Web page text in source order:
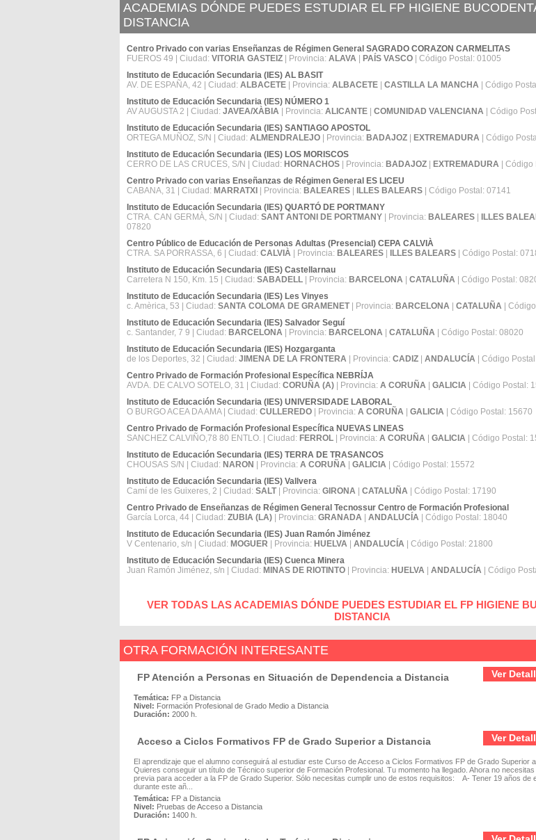
ACADEMIAS DÓNDE PUEDES ESTUDIAR EL FP HIGIENE
DISTANCIA
Centro Privado con varias Enseñanzas de Régimen General SAGRADO CORAZON CARMELITAS
FUEROS 49 | Ciudad: VITORIA GASTEIZ | Provincia: ALAVA PAÍS VASCO | Código Postal: 01005
Instituto de Educación Secundaria (IES) AL BASIT
AV. DE ESPAÑA, 42 | Ciudad: ALBACETE | Provincia: ALBACETE CASTILLA LA MANCHA | Código
Instituto de Educación Secundaria (IES) NÚMERO 1
AV AUGUSTA 2 | Ciudad: JAVEA/XÀBIA | Provincia: ALICANTE COMUNIDAD VALENCIANA | Código
Instituto de Educación Secundaria (IES) SANTIAGO APOSTOL
ORTEGA MUÑOZ, S/N | Ciudad: ALMENDRALEJO | Provincia: BADAJOZ EXTREMADURA | Código
Instituto de Educación Secundaria (IES) LOS MORISCOS
CERRO DE LAS CRUCES, S/N | Ciudad: HORNACHOS | Provincia: BADAJOZ EXTREMADURA |
Centro Privado con varias Enseñanzas de Régimen General ES LICEU
CABANA, 31 | Ciudad: MARRATXI | Provincia: BALEARES ILLES BALEARS | Código Postal: 07141
Instituto de Educación Secundaria (IES) QUARTÓ DE PORTMANY
CTRA. CAN GERMÀ, S/N | Ciudad: SANT ANTONI DE PORTMANY | Provincia: BALEARES ILLES
07820
Centro Público de Educación de Personas Adultas (Presencial) CEPA CALVIÀ
CTRA. SA PORRASSA, 6 | Ciudad: CALVIÀ | Provincia: BALEARES ILLES BALEARS | Código Postal:
Instituto de Educación Secundaria (IES) Castellarnau
Carretera N 150, Km. 15 | Ciudad: SABADELL | Provincia: BARCELONA CATALUÑA | Código Postal:
Instituto de Educación Secundaria (IES) Les Vinyes
c. Amèrica, 53 | Ciudad: SANTA COLOMA DE GRAMENET| Provincia: BARCELONA CATALUÑA |
Instituto de Educación Secundaria (IES) Salvador Seguí
c. Santander, 7 9 | Ciudad: BARCELONA | Provincia: BARCELONA CATALUÑA | Código Postal: 08020
Instituto de Educación Secundaria (IES) Hozgarganta
de los Deportes, 32 | Ciudad: JIMENA DE LA FRONTERA | Provincia: CADIZ ANDALUCÍA | Código
Centro Privado de Formación Profesional Específica NEBRÍJA
AVDA. DE CALVO SOTELO, 31 | Ciudad: CORUÑA (A) | Provincia: A CORUÑA GALICIA | Código Postal:
Instituto de Educación Secundaria (IES) UNIVERSIDADE LABORAL
O BURGO ACEA DA AMA | Ciudad: CULLEREDO | Provincia: A CORUÑA GALICIA | Código Postal: 15670
Centro Privado de Formación Profesional Específica NUEVAS LINEAS
SANCHEZ CALVIÑO,78 80 ENTLO. | Ciudad: FERROL | Provincia: A CORUÑA GALICIA | Código Postal:
Instituto de Educación Secundaria (IES) TERRA DE TRASANCOS
CHOUSAS S/N | Ciudad: NARON | Provincia: A CORUÑA GALICIA | Código Postal: 15572
Instituto de Educación Secundaria (IES) Vallvera
Camí de les Guixeres, 2 | Ciudad: SALT| Provincia: GIRONA CATALUÑA | Código Postal: 17190
Centro Privado de Enseñanzas de Régimen General Tecnossur Centro de Formación Profesional
García Lorca, 44 | Ciudad: ZUBIA (LA) | Provincia: GRANADA ANDALUCÍA | Código Postal: 18040
Instituto de Educación Secundaria (IES) Juan Ramón Jiménez
V Centenario, s/n | Ciudad: MOGUER | Provincia: HUELVA ANDALUCÍA | Código Postal: 21800
Instituto de Educación Secundaria (IES) Cuenca Minera
Juan Ramón Jiménez, s/n | Ciudad: MINAS DE RIOTINTO | Provincia: HUELVA ANDALUCÍA | Código
VER TODAS LAS ACADEMIAS DÓNDE PUEDES ESTUDIAR EL FP HIGIENE
DISTANCIA
OTRA FORMACIÓN INTERESANTE
Ver
FP Atención a Personas en Situación de Dependencia a Distancia
Temática: FP a Distancia
Nivel: Formación Profesional de Grado Medio a Distancia
Duración: 2000 h.
Ver
Acceso a Ciclos Formativos FP de Grado Superior a Distancia
El aprendizaje que el alumno conseguirá al estudiar este Curso de Acceso a Ciclos Formativos FP de Grado Superior
Quieres conseguir un título de Técnico superior de Formación Profesional. Tu momento ha llegado. Ahora no necesitas
previa para acceder a la FP de Grado Superior. Sólo necesitas cumplir uno de estos requisitos: A- Tener 19 años de
durante este añ...
Temática: FP a Distancia
Nivel: Pruebas de Acceso a Distancia
Duración: 1400 h.